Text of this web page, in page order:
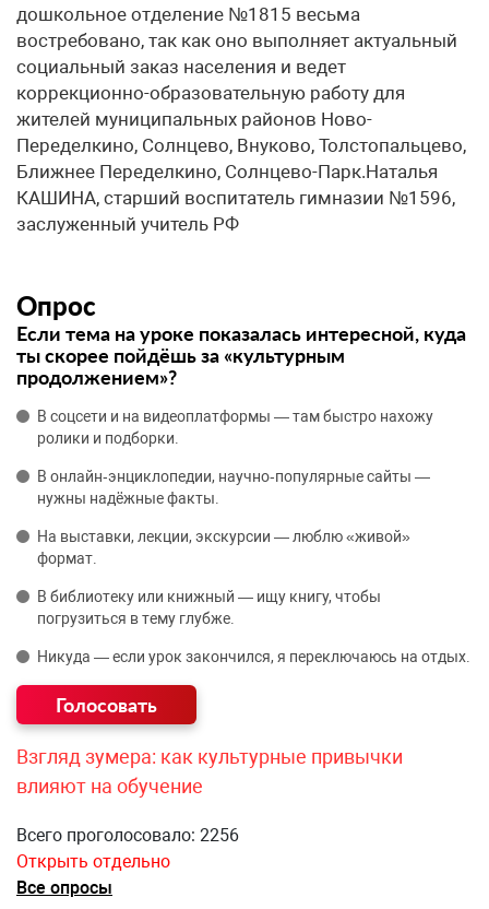
дошкольное отделение №1815 весьма
востребовано, так как оно выполняет актуальный
социальный заказ населения и ведет
коррекционно-образовательную работу для
жителей муниципальных районов Ново-
Переделкино, Солнцево, Внуково, Толстопальцево,
Ближнее Переделкино, Солнцево-Парк.Наталья
КАШИНА, старший воспитатель гимназии №1596,
заслуженный учитель РФ
Опрос
Если тема на уроке показалась интересной, куда
ты скорее пойдёшь за «культурным
продолжением»?
В соцсети и на видеоплатформы — там быстро нахожу
ролики и подборки.
В онлайн‑энциклопедии, научно‑популярные сайты —
нужны надёжные факты.
На выставки, лекции, экскурсии — люблю «живой»
формат.
В библиотеку или книжный — ищу книгу, чтобы
погрузиться в тему глубже.
Никуда — если урок закончился, я переключаюсь на отдых.
Взгляд зумера: как культурные привычки
влияют на обучение
Всего проголосовало: 2256
Открыть отдельно
Все опросы